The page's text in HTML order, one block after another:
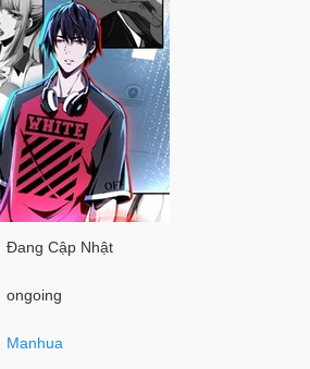
Đang Cập Nhật
ongoing
Manhua